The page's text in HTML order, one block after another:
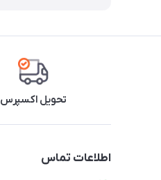
تحویل اکسپرس
اطلاعات تماس